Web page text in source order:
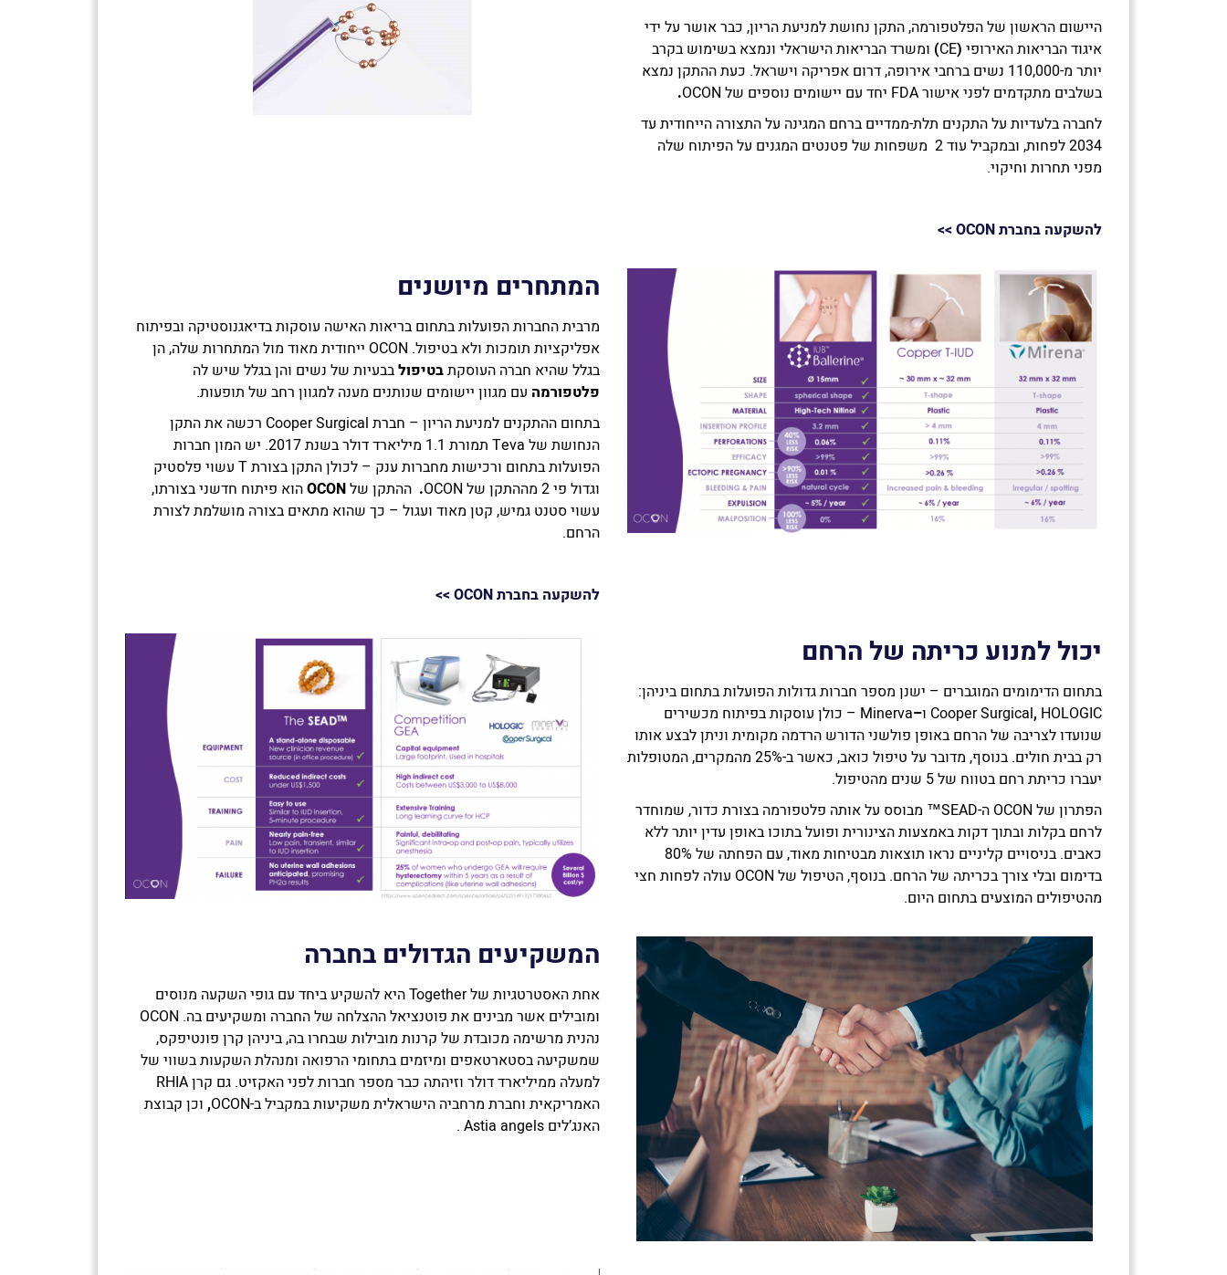
היישום הראשון של הפלטפורמה, התקן נחושת למניעת הריון, כבר אושר על ידי
איגוד הבריאות האירופי (
CE
) ומשרד הבריאות הישראלי ונמצא בשימוש בקרב
יותר מ-110,000 נשים ברחבי אירופה, דרום אפריקה וישראל. כעת ההתקן נמצא
בשלבים מתקדמים לפני אישור FDA יחד עם יישומים נוספים של OCON
.
לחברה בלעדיות על התקנים תלת-ממדיים ברחם המגינה על התצורה הייחודית עד
2034 לפחות, ובמקביל עוד 2 משפחות של פטנטים המגנים על הפיתוח שלה
מפני תחרות וחיקוי.
להשקעה בחברת OCON >>
המתחרים מיושנים
מרבית החברות הפועלות בתחום בריאות האישה עוסקות בדיאגנוסטיקה ובפיתוח
אפליקציות תומכות ולא בטיפול. OCON ייחודית מאוד מול המתחרות שלה, הן
בגלל שהיא חברה העוסקתבטיפולבבעיות של נשים והן בגלל שיש לה
פלטפורמה עם מגוון יישומים שנותנים מענה למגוון רחב של תופעות.
בתחום ההתקנים למניעת הריון – חברת Cooper Surgical רכשה את התקן
הנחושת של Teva תמורת 1.1 מיליארד דולר בשנת 2017. יש המון חברות
הפועלות בתחום ורכישות מחברות ענק – לכולן התקן בצורת T עשוי פלסטיק
וגדול פי 2 מההתקן של OCON
. ההתקן שלOCONהוא פיתוח חדשני בצורתו,
עשוי סטנט גמיש, קטן מאוד ועגול – כך שהוא מתאים בצורה מושלמת לצורת
הרחם.
להשקעה בחברת OCON >>
יכול למנוע כריתה של הרחם
בתחום הדימומים המוגברים – ישנן מספר חברות גדולות הפועלות בתחום ביניהן:
Cooper Surgical, HOLOGIC ו –
Minerva – כולן עוסקות בפיתוח מכשירים
שנועדו לצריבה של הרחם באופן פולשני הדורש הרדמה מקומית וניתן לבצע אותו
רק בבית חולים. בנוסף, מדובר על טיפול כואב, כאשר ב-25% מהמקרים, המטופלות
יעברו כריתת רחם בטווח של 5 שנים מהטיפול.
הפתרון של OCON ה-SEAD™ מבוסס על אותה פלטפורמה בצורת כדור, שמוחדר
לרחם בקלות ובתוך דקות באמצעות הצינורית ופועל בתוכו באופן עדין יותר ללא
כאבים. בניסויים קליניים נראו תוצאות מבטיחות מאוד, עם הפחתה של 80%
בדימום ובלי צורך בכריתה של הרחם. בנוסף, הטיפול של OCON עולה לפחות חצי
מהטיפולים המוצעים בתחום היום.
המשקיעים הגדולים בחברה
אחת האסטרטגיות של Together היא להשקיע ביחד עם גופי השקעה מנוסים
ומובילים אשר מבינים את פוטנציאל ההצלחה של החברה ומשקיעים בה. OCON
נהנית מרשימה מכובדת של קרנות מובילות שבחרו בה, ביניהן קרן פונטיפקס,
שמשקיעה בסטארטאפים ומיזמים בתחומי הרפואה ומנהלת השקעות בשווי של
למעלה ממיליארד דולר וזיהתה כבר מספר חברות לפני האקזיט. גם קרן RHIA
האמריקאית וחברת מרחביה הישראלית משקיעות במקביל ב-OCON
, וכן קבוצת
האנג’לים Astia angels .